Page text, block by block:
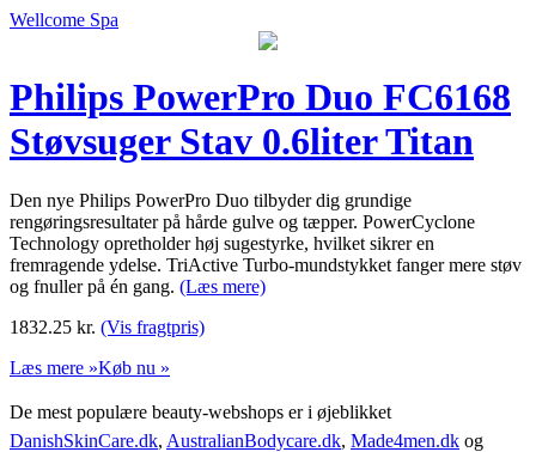
Wellcome Spa
Philips PowerPro Duo FC6168
Støvsuger Stav 0.6liter Titan
Den nye Philips PowerPro Duo tilbyder dig grundige
rengøringsresultater på hårde gulve og tæpper. PowerCyclone
Technology opretholder høj sugestyrke, hvilket sikrer en
fremragende ydelse. TriActive Turbo-mundstykket fanger mere støv
og fnuller på én gang. (Læs mere)
1832.25 kr. (Vis fragtpris)
Læs mere »Køb nu »
De mest populære beauty-webshops er i øjeblikket
DanishSkinCare.dk, AustralianBodycare.dk, Made4men.dk og